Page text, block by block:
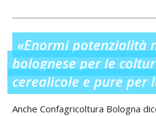
«Enormi potenzialità
bolognese per le
cerealicole e pure per
Anche Confagricoltura Bologna